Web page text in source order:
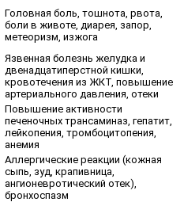
Головная боль, тошнота, рвота,
боли в животе, диарея, запор,
метеоризм, изжога
Язвенная болезнь желудка и
двенадцатиперстной кишки,
кровотечения из ЖКТ, повышение
артериального давления, отеки
Повышение активности
печеночных трансаминаз, гепатит,
лейкопения, тромбоцитопения,
анемия
Аллергические реакции (кожная
сыпь, зуд, крапивница,
ангионевротический отек),
бронхоспазм